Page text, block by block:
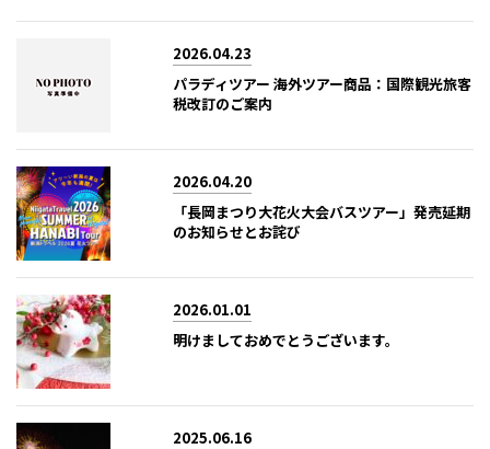
2026.04.23
パラディツアー 海外ツアー商品：国際観光旅客
税改訂のご案内
2026.04.20
「長岡まつり大花火大会バスツアー」発売延期
のお知らせとお詫び
2026.01.01
明けましておめでとうございます。
2025.06.16